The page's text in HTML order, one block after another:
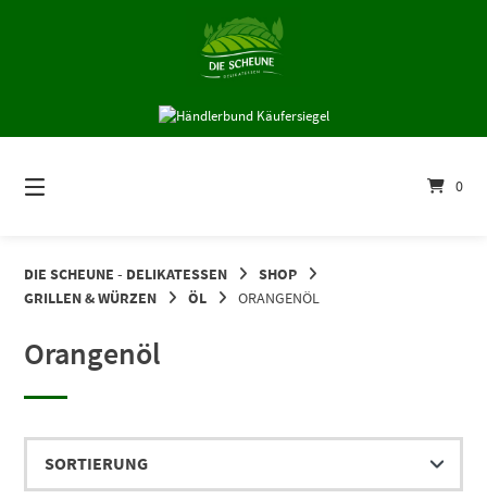
0
DIE SCHEUNE - DELIKATESSEN
SHOP
GRILLEN & WÜRZEN
ÖL ORANGENÖL
Orangenöl